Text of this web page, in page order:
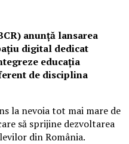
anunță lansarea
digital dedicat
educația
de disciplina
la nevoia tot mai mare de
să sprijine dezvoltarea
din România.